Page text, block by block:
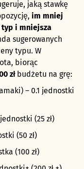
jaką stawkę
im mniej
i mniejsza
sugerowanych
typu. W
biorąc
złbudżetu na grę:
– 0.1 jednostki
(25 zł)
(50 zł)
(100 zł)